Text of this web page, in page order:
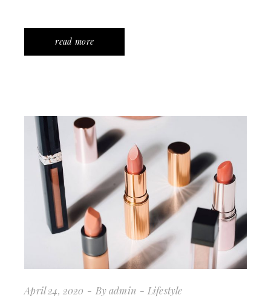
read more
April 24, 2020 Byadmin Lifestyle